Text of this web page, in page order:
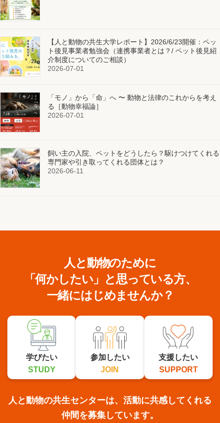
【人と動物の共生大学レポート】2026/6/23開催：ペッ
ト後見事業者勉強会（連携事業者とは？/ ペット後見紹
介制度についてのご相談）
2026-07-01
「モノ」から「命」へ 〜 動物と法律のこれからを考え
る［動物幸福論］
2026-07-01
飼い主の入院、ペットをどうしたら？駆けつけてくれる
専門家や引き取ってくれる団体とは？
2026-06-11
人と動物のために
「何かしたい」と思っている方、
一緒にはじめませんか？
学びたい
STUDY
参加したい
JOIN
支援したい
SUPPORT
人と動物の共生センターは、活動に共感してくれる
仲間を募集しています。